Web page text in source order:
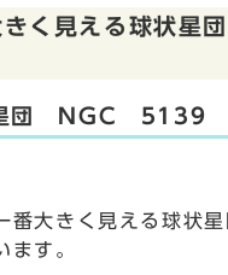
く見える球状星
団 NGC 5139
番大きく見える球状
ます。